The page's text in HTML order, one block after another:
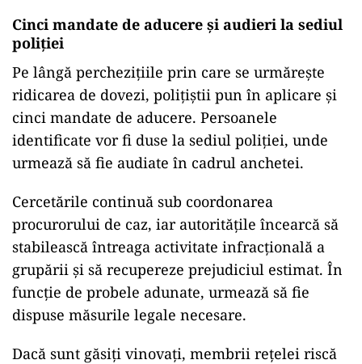
Cinci mandate de aducere și audieri la sediul
poliției
Pe lângă perchezițiile prin care se urmărește
ridicarea de dovezi, polițiștii pun în aplicare și
cinci mandate de aducere. Persoanele
identificate vor fi duse la sediul poliției, unde
urmează să fie audiate în cadrul anchetei.
Cercetările continuă sub coordonarea
procurorului de caz, iar autoritățile încearcă să
stabilească întreaga activitate infracțională a
grupării și să recupereze prejudiciul estimat. În
funcție de probele adunate, urmează să fie
dispuse măsurile legale necesare.
Dacă sunt găsiți vinovați, membrii rețelei riscă